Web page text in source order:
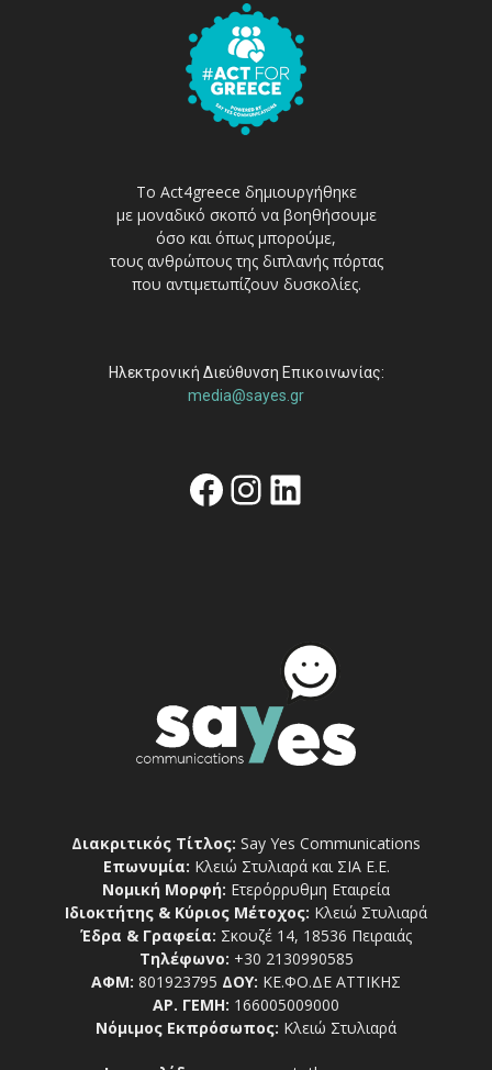
Το Act4greece δημιουργήθηκε
με μοναδικό σκοπό να βοηθήσουμε
όσο και όπως μπορούμε,
τους ανθρώπους της διπλανής πόρτας
που αντιμετωπίζουν δυσκολίες.
Ηλεκτρονική Διεύθυνση Επικοινωνίας:
media@sayes.gr
Facebook
Instagram
Linkedin
Διακριτικός Τίτλος: Say Yes Communications
Επωνυμία: Κλειώ Στυλιαρά και ΣΙΑ Ε.Ε.
Νομική Μορφή: Ετερόρρυθμη Εταιρεία
Ιδιοκτήτης & Κύριος Μέτοχος: Κλειώ Στυλιαρά
Έδρα & Γραφεία: Σκουζέ 14, 18536 Πειραιάς
Τηλέφωνο: +30 2130990585
ΑΦΜ: 801923795 ΔΟΥ: ΚΕ.ΦΟ.ΔΕ ΑΤΤΙΚΗΣ
ΑΡ. ΓΕΜΗ: 166005009000
Νόμιμος Εκπρόσωπος: Κλειώ Στυλιαρά